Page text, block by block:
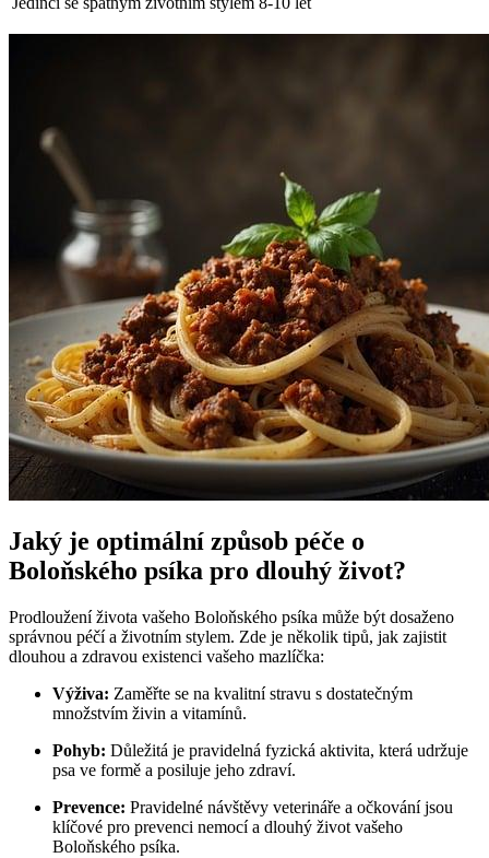
Jaký je optimální způsob péče o
Boloňského psíka pro dlouhý život?
Prodloužení života vašeho Boloňského psíka může být dosaženo
správnou péčí a životním stylem. Zde je několik tipů, jak zajistit
dlouhou a zdravou existenci vašeho mazlíčka:
Výživa: Zaměřte se na kvalitní stravu s dostatečným
množstvím živin a vitamínů.
Pohyb: Důležitá je pravidelná fyzická aktivita, která udržuje
psa ve formě a posiluje jeho zdraví.
Prevence: Pravidelné návštěvy veterináře a očkování jsou
klíčové pro prevenci nemocí a dlouhý život vašeho
Boloňského psíka.